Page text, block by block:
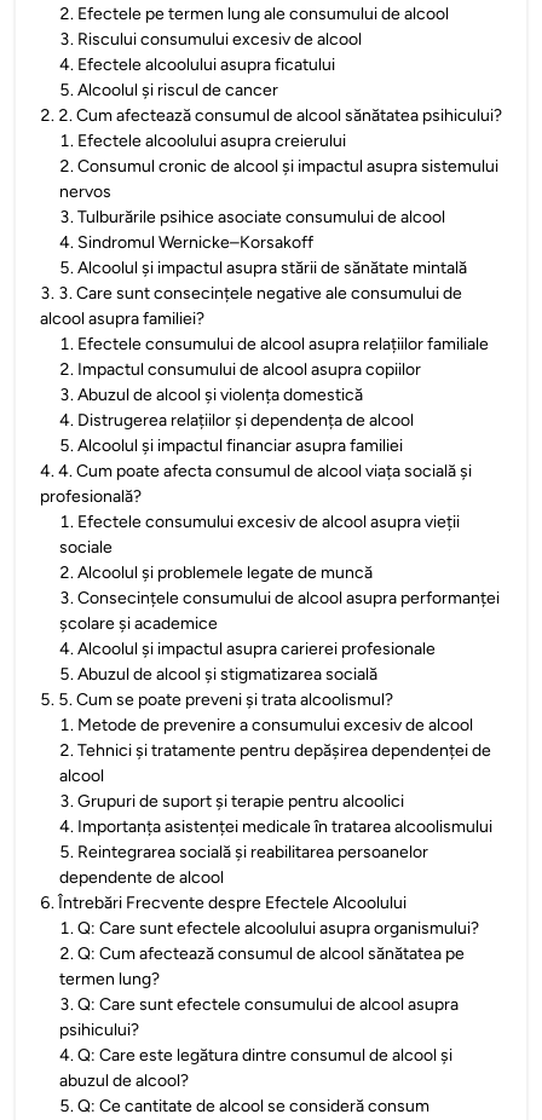
2. Efectele pe termen lung ale consumului de alcool
3. Riscului consumului excesiv de alcool
4. Efectele alcoolului asupra ficatului
5.Alcoolul și riscul de cancer
2. 2. Cum afectează consumul de alcool sănătatea psihicului?
1. Efectele alcoolului asupra creierului
2.Consumul cronic de alcool și impactul asupra sistemului
nervos
3.Tulburările psihice asociate consumului de alcool
4. Sindromul Wernicke–Korsakoff
5.Alcoolul și impactul asupra stării de sănătate mintală
3. 3. Care sunt consecințele negative ale consumului de
alcool asupra familiei?
1. Efectele consumului de alcool asupra relațiilor familiale
2. Impactul consumului de alcool asupra copiilor
3.Abuzul de alcool și violența domestică
4. Distrugerea relațiilor și dependența de alcool
5.Alcoolul și impactul financiar asupra familiei
4.4. Cum poate afecta consumul de alcool viața socială și
profesională?
1. Efectele consumului excesiv de alcool asupra vieții
sociale
2.Alcoolul și problemele legate de muncă
3.Consecințele consumului de alcool asupra performanței
școlare și academice
4.Alcoolul și impactul asupra carierei profesionale
5.Abuzul de alcool și stigmatizarea socială
5. 5. Cum se poate preveni și trata alcoolismul?
1. Metode de prevenire a consumului excesiv de alcool
2.Tehnici și tratamente pentru depășirea dependenței de
alcool
3.Grupuri de suport și terapie pentru alcoolici
4. Importanța asistenței medicale în tratarea alcoolismului
5. Reintegrarea socială și reabilitarea persoanelor
dependente de alcool
6.Întrebări Frecvente despre Efectele Alcoolului
1.Q: Care sunt efectele alcoolului asupra organismului?
2.Q: Cum afectează consumul de alcool sănătatea pe
termen lung?
3.Q: Care sunt efectele consumului de alcool asupra
psihicului?
4.Q: Care este legătura dintre consumul de alcool și
abuzul de alcool?
5.Q: Ce cantitate de alcool se consideră consum